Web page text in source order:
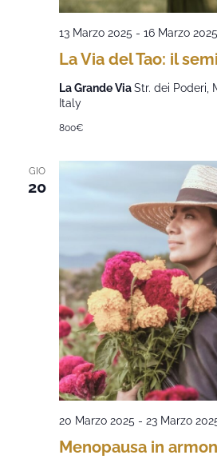
La Via del Tao: il
13 Marzo 2025 - 16 Marzo 2025
La Grande ViaStr. dei Poderi,
Italy
800€
GIO
20
Menopausa in
20 Marzo 2025 - 23 Marzo